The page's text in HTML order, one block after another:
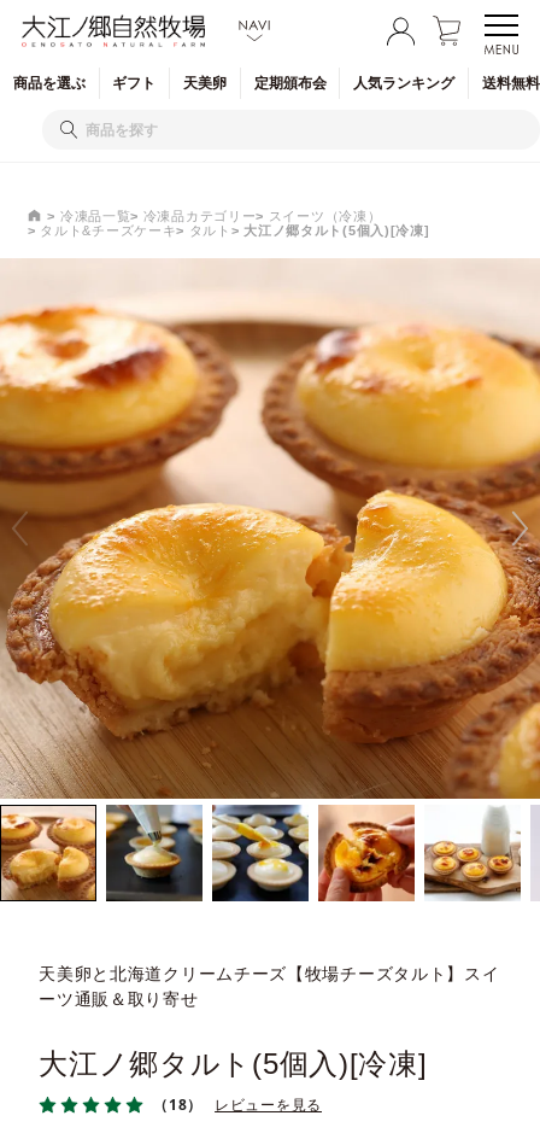
商品を選ぶ ギフト 天美卵 定期頒布会 人気ランキング 送料無
冷凍品一覧 冷凍品カテゴリー
スイーツ（冷凍）
タルト&チーズケーキ
タルト 大江ノ郷タルト(5個入)[冷凍]
天美卵と北海道クリームチーズ【牧場チーズタルト】スイ
ーツ通販＆取り寄せ
大江ノ郷タルト(5個入)[冷凍]
（18） レビューを見る